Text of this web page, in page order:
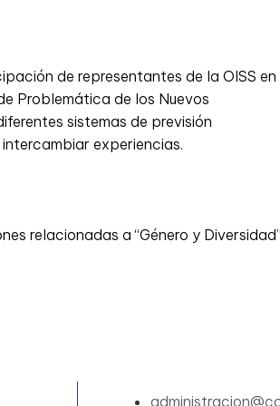
de representantes de la OISS en
Problemática de los Nuevos
sistemas de previsión
experiencias.
relacionadas a “Género y Diversidad”